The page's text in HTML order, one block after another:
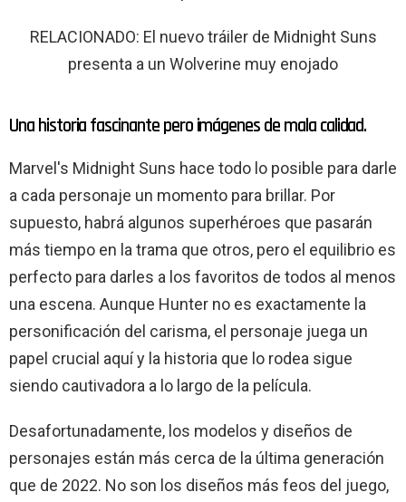
RELACIONADO: El nuevo tráiler de Midnight Suns
presenta a un Wolverine muy enojado
Una historia fascinante pero imágenes de mala calidad.
Marvel's Midnight Suns hace todo lo posible para darle
a cada personaje un momento para brillar. Por
supuesto, habrá algunos superhéroes que pasarán
más tiempo en la trama que otros, pero el equilibrio es
perfecto para darles a los favoritos de todos al menos
una escena. Aunque Hunter no es exactamente la
personificación del carisma, el personaje juega un
papel crucial aquí y la historia que lo rodea sigue
siendo cautivadora a lo largo de la película.
Desafortunadamente, los modelos y diseños de
personajes están más cerca de la última generación
que de 2022. No son los diseños más feos del juego,